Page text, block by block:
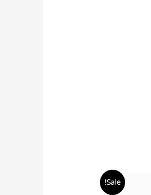
Sale!טווח
מחירים: